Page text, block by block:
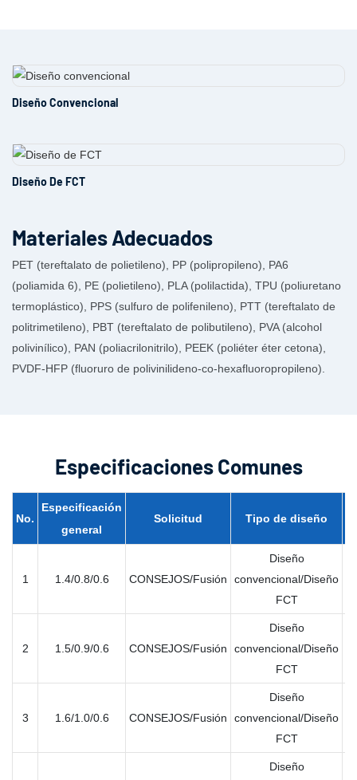
Materiales Adecuados
PET (tereftalato de polietileno), PP (polipropileno), PA6
(poliamida 6), PE (polietileno), PLA (polilactida), TPU (poliuretano
termoplástico), PPS (sulfuro de polifenileno), PTT (tereftalato de
politrimetileno), PBT (tereftalato de polibutileno), PVA (alcohol
polivinílico), PAN (poliacrilonitrilo), PEEK (poliéter éter cetona),
PVDF-HFP (fluoruro de polivinilideno-co-hexafluoropropileno).
Diseño Convencional
Diseño De FCT
Especificaciones Comunes
No.
Especificación
general
Solicitud Tipo de diseño
1 1.4/0.8/0.6 CONSEJOS/Fusión
Diseño
convencional/Diseño
FCT
2 1.5/0.9/0.6 CONSEJOS/Fusión
Diseño
convencional/Diseño
FCT
3 1.6/1.0/0.6 CONSEJOS/Fusión
Diseño
convencional/Diseño
FCT
Diseño